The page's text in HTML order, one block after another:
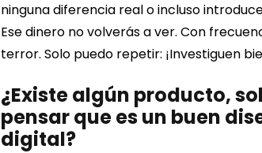
ninguna diferencia real o incluso
Ese dinero no volverás a ver. Con
terror. Solo puedo repetir: ¡Investiguen
¿Existe algún producto,
pensar que es un buen
digital?